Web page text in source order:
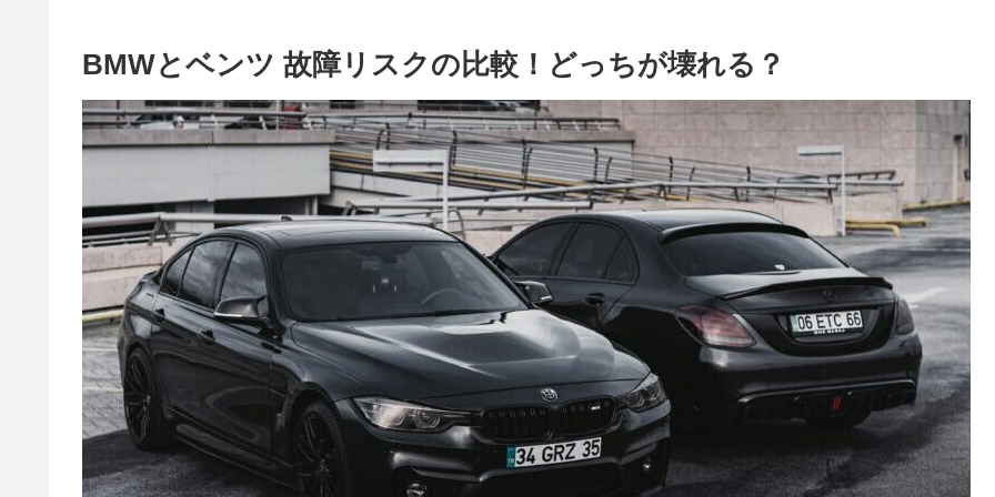
BMWとベンツ 故障リスクの比較！どっちが壊れる？